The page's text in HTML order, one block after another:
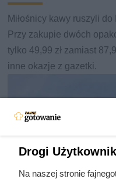
Miłośnicy kawy ruszyli
Przy zakupie dwóch
tylko 49,99 zł zamiast
inne okazje z gazetki.
Drogi
Na naszej stronie